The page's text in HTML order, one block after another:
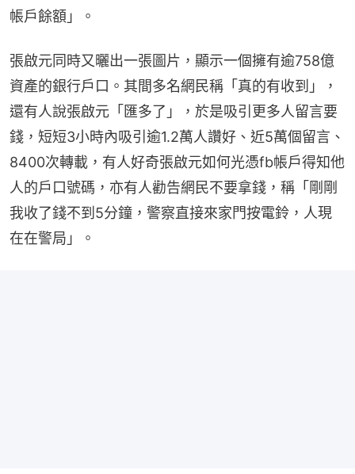
帳戶餘額」。
張啟元同時又曬出一張圖片，顯示一個擁有逾758億
資產的銀行戶口。其間多名網民稱「真的有收到」，
還有人說張啟元「匯多了」，於是吸引更多人留言要
錢，短短3小時內吸引逾1.2萬人讚好、近5萬個留言、
8400次轉載，有人好奇張啟元如何光憑fb帳戶得知他
人的戶口號碼，亦有人勸告網民不要拿錢，稱「剛剛
我收了錢不到5分鐘，警察直接來家門按電鈴，人現
在在警局」。